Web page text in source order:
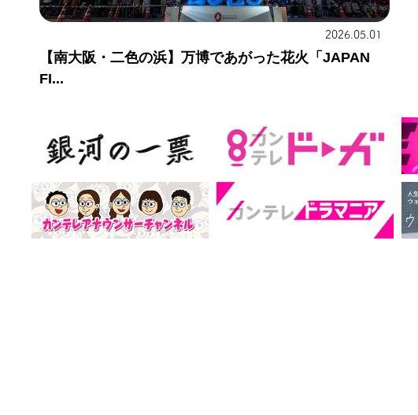
2026.05.01
【南大阪・二色の浜】万博であがった花火「JAPAN
FI...